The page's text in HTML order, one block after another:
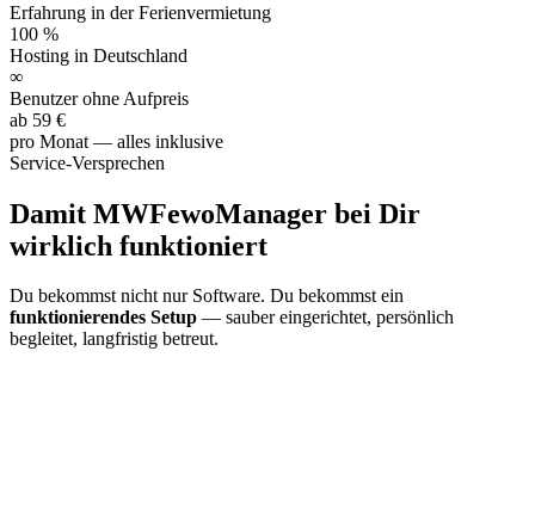
Erfahrung in der Ferien­vermietung
100 %
Hosting in Deutschland
∞
Benutzer ohne Aufpreis
ab 59 €
pro Monat — alles inklusive
Service-Versprechen
Damit MWFewoManager bei Dir
wirklich funktioniert
Du bekommst nicht nur Software. Du bekommst ein
funktionierendes Setup — sauber eingerichtet, persönlich
begleitet, langfristig betreut.